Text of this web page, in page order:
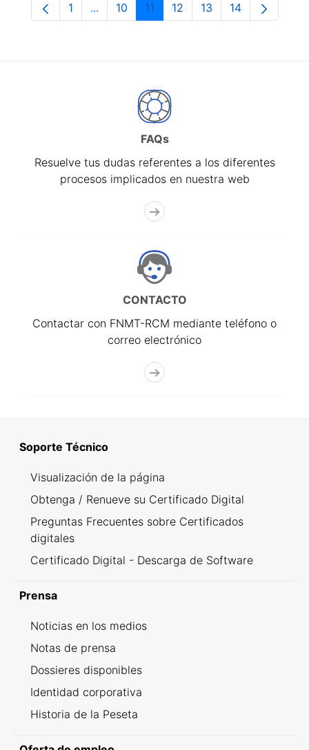
Página
1 ...Páginas intermedias Use TAB para
Página
10 Página
11 Página
12 Página
13 Página
14
FAQs
Resuelve tus dudas referentes a los diferentes
procesos implicados en nuestra web
CONTACTO
Contactar con FNMT-RCM mediante teléfono o
correo electrónico
Soporte Técnico
Visualización de la página
Obtenga / Renueve su Certificado Digital
Preguntas Frecuentes sobre Certificados
digitales
Certificado Digital - Descarga de Software
Prensa
Noticias en los medios
Notas de prensa
Dossieres disponibles
Identidad corporativa
Historia de la Peseta